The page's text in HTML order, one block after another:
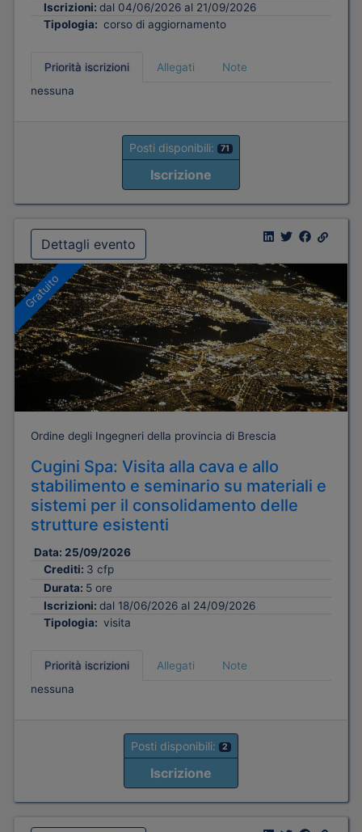
Iscrizioni: dal 04/06/2026 al 21/09/2026
Tipologia: corso di aggiornamento
Priorità iscrizioni Allegati
Note
nessuna
Posti disponibili: 71
Iscrizione
Dettagli evento
Gratuito
Ordine degli Ingegneri della provincia di Brescia
Cugini Spa: Visita alla cava e allo
stabilimento e seminario su materiali e
sistemi per il consolidamento delle
strutture esistenti
Data: 25/09/2026
Crediti: 3 cfp
Durata: 5 ore
Iscrizioni: dal 18/06/2026 al 24/09/2026
Tipologia: visita
Priorità iscrizioni Allegati
Note
nessuna
Posti disponibili: 2
Iscrizione